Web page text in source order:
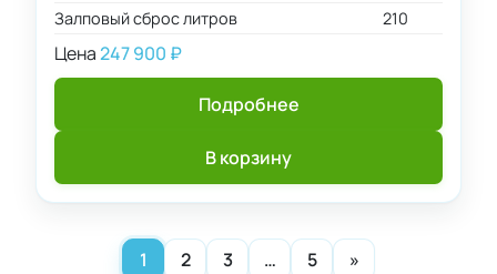
Залповый сброс литров
210
Цена247 900 ₽
Подробнее
В корзину
1 2 3 … 5 »